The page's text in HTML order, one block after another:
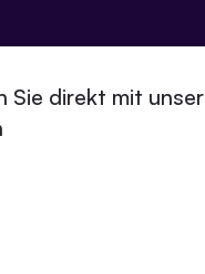
Sie direkt mit